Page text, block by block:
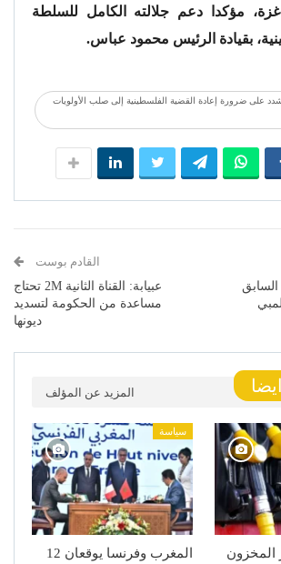
غزة، مؤكدا دعم جلالته الكامل للسلطة
بقيادة الرئيس محمود عباس.
على ضرورة إعادة القضية الفلسطينية إلى صلب الأولويات
السابق
القادم بوست
عبيابة: القناة الثانية 2M تحتاج
مساعدة من الحكومة لتسديد
ديونها
المزيد عن المؤلف
المخزون
سياسة
المغرب وفرنسا يوقعان 12